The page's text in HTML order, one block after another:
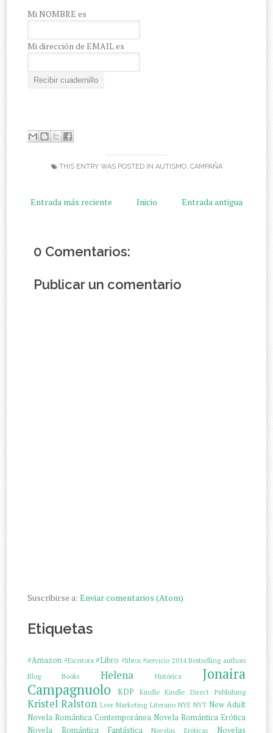
Mi NOMBRE es
Mi dirección de EMAIL es
THIS ENTRY WAS POSTED IN AUTISMO, CAMPAÑA
Entrada más reciente Entrada antigua
Inicio
0 Comentarios:
Publicar un comentario
Suscribirse a:Enviar comentarios (Atom)
Etiquetas
#Amazon #Escritora #Libro #libros #servicio 2014 Bestselling authors
Blog
Books Helena Histórica
Jonaira
Campagnuolo
KDP Kindle Kindle Direct Publishing
Kristel Ralston Leer Marketing Literario NYE NYT New Adult
Novela Romántica Contemporánea Novela Romántica Erótica
Novela Romántica Fantástica
Novelas Eróticas
Novelas